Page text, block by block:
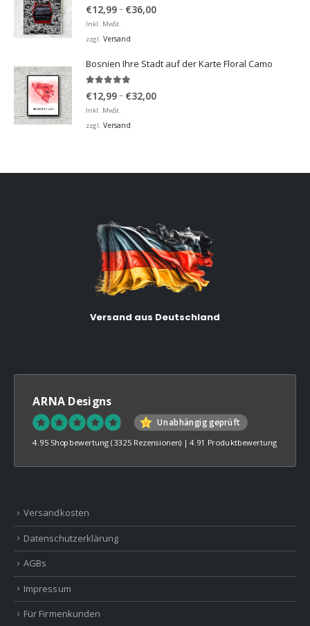
5.00von 5
€12,99– €36,00Preisspanne:
Inkl. MwSt.
zzgl. Versand
Bosnien Ihre Stadt auf der Karte Floral Camo
€12,99– €32,00Preisspanne:
Inkl. MwSt.
zzgl. Versand
Versand aus Deutschland
ARNA Designs
Unabhängig geprüft
4.95 Shopbewertung (3325 Rezensionen) |4.91 Produktbewertung
Versandkosten
Datenschutzerklärung
AGBs
Impressum
Für Firmenkunden